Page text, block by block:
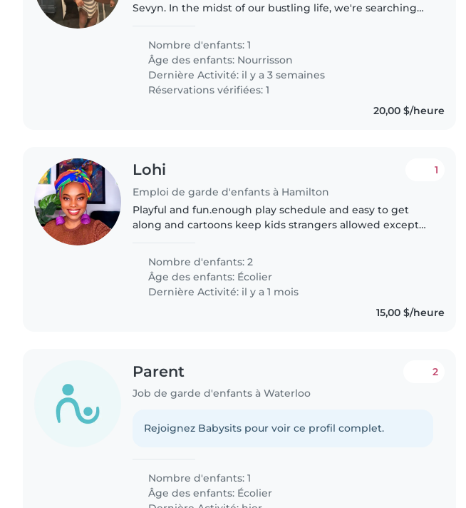
Sevyn. In the midst of our bustling life, we're searching
unexpected..
Nombre d'enfants: 1
Âge des enfants: Nourrisson
Dernière Activité: il y a 3 semaines
Réservations vérifiées: 1
20,00 $/heure
Lohi
Emploi de garde d'enfants à Hamilton
1
Playful and fun.enough play schedule and easy to get
along and cartoons keep kids strangers allowed except
Nombre d'enfants: 2
Âge des enfants: Écolier
Dernière Activité: il y a 1 mois
15,00 $/heure
Parent
Job de garde d'enfants à Waterloo
2
Rejoignez Babysits pour voir ce profil complet.
Nombre d'enfants: 1
Âge des enfants: Écolier